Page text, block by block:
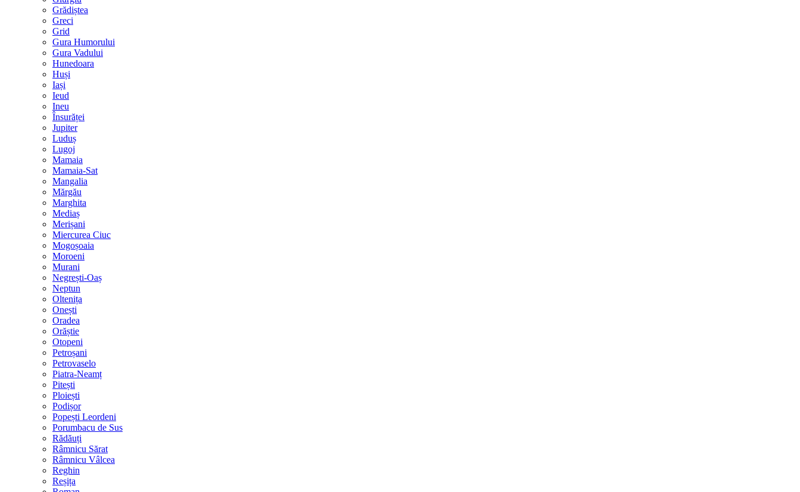
Grădiștea
Greci
Grid
Gura Humorului
Gura Vadului
Hunedoara
Huși
Iași
Ieud
Ineu
Însurăței
Jupiter
Luduș
Lugoj
Mamaia
Mamaia-Sat
Mangalia
Mărgău
Marghita
Mediaș
Merișani
Miercurea Ciuc
Mogoșoaia
Moroeni
Murani
Negrești-Oaș
Neptun
Oltenița
Onești
Oradea
Orăștie
Otopeni
Petroșani
Petrovaselo
Piatra-Neamț
Pitești
Ploiești
Podișor
Popești Leordeni
Porumbacu de Sus
Rădăuți
Râmnicu Sărat
Râmnicu Vâlcea
Reghin
Reșița